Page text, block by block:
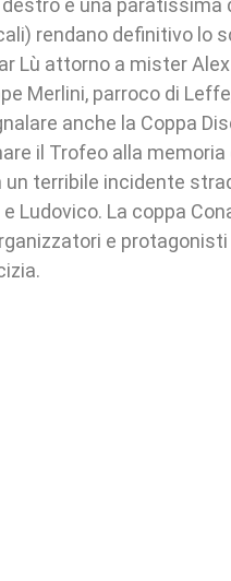
e una paratissima
rendano definitivo lo
Lù attorno a mister
Merlini, parroco di
anche la Coppa
il Trofeo alla memoria
terribile incidente
Ludovico. La coppa
e